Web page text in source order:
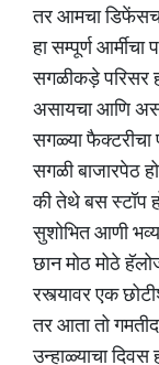
तर आमचा
हा सम्पूर्ण
सगळीकड़े परिसर
असायचा आणि
सगळ्या
सगळी बाजारपेठ
की तेथे बस स्टॉप
सुशोभित आणी
छान मोठ मोठे
रस्त्यावर एक
तर आता तो
उन्हाळ्याचा दिवस